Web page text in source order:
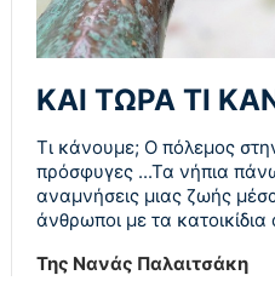
ΚΑΙ ΤΩΡΑ ΤΙ
Τι κάνουμε; Ο πόλεμος
πρόσφυγες ...Τα νήπια
αναμνήσεις μιας ζωής
άνθρωποι με τα κατοικίδια
Της Νανάς Παλαιτσάκη